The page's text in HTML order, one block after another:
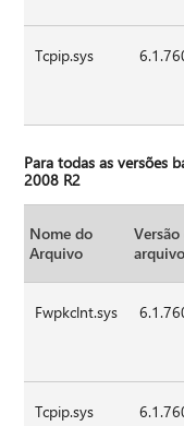
Tcpip.sys
Para todas as versões
2008 R2
Nome do
Arquivo
arquivo
Fwpkclnt.sys
Tcpip.sys